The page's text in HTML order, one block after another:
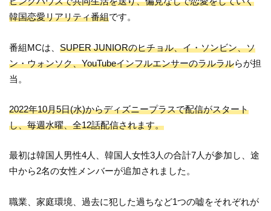
韓国恋愛リアリティ番組です。
番組MCは、SUPER JUNIORのヒチョル、イ・ソンビン、ソ
ン・ウォンソク、YouTubeインフルエンサーのラルラルらが担
当。
2022年10月5日(水)からディズニープラスで配信がスタート
し、毎週水曜、全12話配信されます。
最初は韓国人男性4人、韓国人女性3人の合計7人が参加し、途
中から2名の女性メンバーが追加されました。
職業、家庭環境、過去に犯した過ちなど1つの嘘をそれぞれが